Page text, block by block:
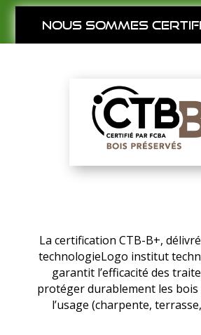
Nous sommes
La certification CTB-B+,
technologieLogo institut
garantit l’efficacité des
protéger durablement les bois
l’usage (charpente,